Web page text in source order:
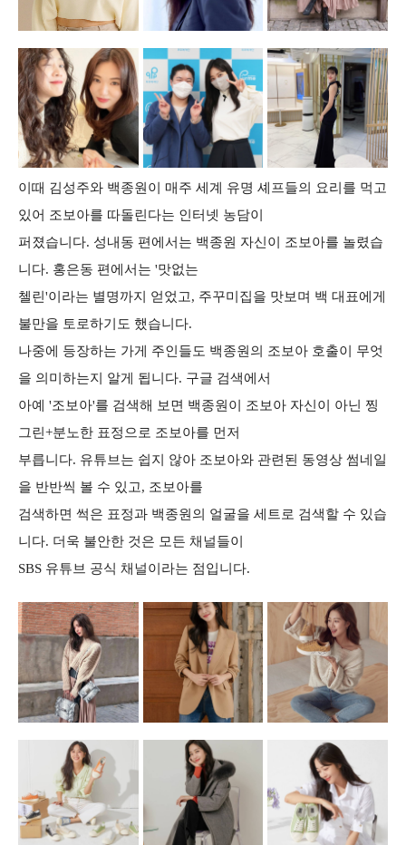
이때 김성주와 백종원이 매주 세계 유명 셰프들의 요리를 먹고
있어 조보아를 따돌린다는 인터넷 농담이
퍼졌습니다. 성내동 편에서는 백종원 자신이 조보아를 놀렸습
니다. 홍은동 편에서는 '맛없는
첼린'이라는 별명까지 얻었고, 주꾸미집을 맛보며 백 대표에게
불만을 토로하기도 했습니다.
나중에 등장하는 가게 주인들도 백종원의 조보아 호출이 무엇
을 의미하는지 알게 됩니다. 구글 검색에서
아예 '조보아'를 검색해 보면 백종원이 조보아 자신이 아닌 찡
그린+분노한 표정으로 조보아를 먼저
부릅니다. 유튜브는 쉽지 않아 조보아와 관련된 동영상 썸네일
을 반반씩 볼 수 있고, 조보아를
검색하면 썩은 표정과 백종원의 얼굴을 세트로 검색할 수 있습
니다. 더욱 불안한 것은 모든 채널들이
SBS 유튜브 공식 채널이라는 점입니다.